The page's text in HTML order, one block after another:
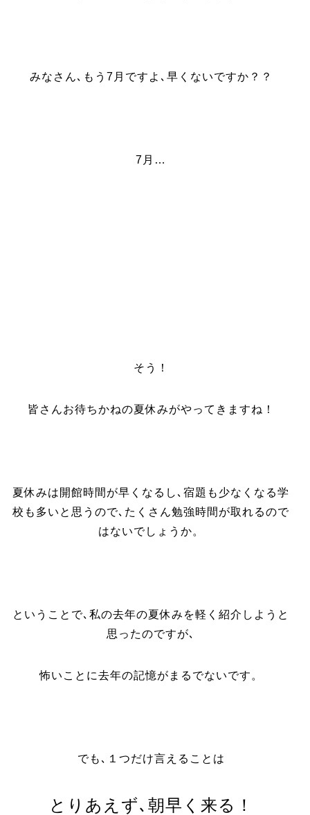
みなさん､もう7月ですよ､早くないですか？？
7月…
そう！
皆さんお待ちかねの夏休みがやってきますね！
夏休みは開館時間が早くなるし､宿題も少なくなる学
校も多いと思うので､たくさん勉強時間が取れるので
はないでしょうか。
ということで､私の去年の夏休みを軽く紹介しようと
思ったのですが､
怖いことに去年の記憶がまるでないです。
でも､１つだけ言えることは
とりあえず､朝早く来る！